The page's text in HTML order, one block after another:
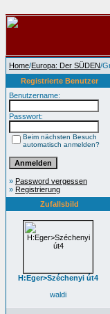
Home/Europa: Der SÜDEN/
Registrierte Benutzer
Benutzername:
Passwort:
Beim nächsten Besuch
automatisch anmelden?
» Password vergessen
» Registrierung
Zufallsbild
H:Eger>Széchenyi út4
waldi